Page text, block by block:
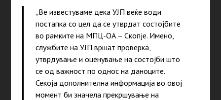
„Ве известуваме дека УЈП веќе води
постапка со цел да се утврдат состојбите
во рамките на МПЦ-ОА – Скопје. Имено,
службите на УЈП вршат проверка,
утврдување и оценување на состојби што
се од важност по однос на даноците.
Секоја дополнителна информација во овој
момент би значела прекршување на